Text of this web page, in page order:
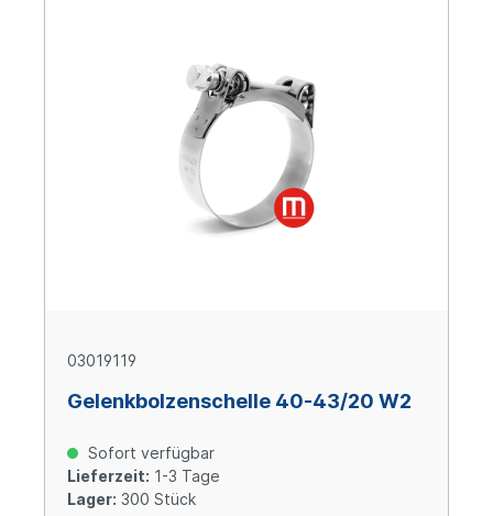
03019119
Gelenkbolzenschelle 40-43/20 W2
Sofort verfügbar
Lieferzeit: 1-3 Tage
Lager: 300 Stück